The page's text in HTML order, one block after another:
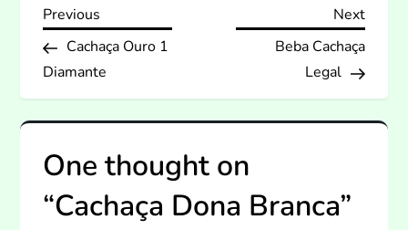
N
a
v
e
g
Previous
Post
Previous
Cachaça Ouro 1
Diamante
Next
Post
Next
Beba Cachaça
Legal
One thought on
“Cachaça Dona Branca”